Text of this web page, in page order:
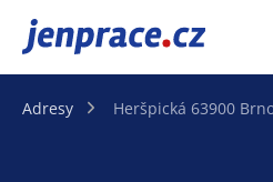
JenPráce.cz
Adresy Heršpická 63900